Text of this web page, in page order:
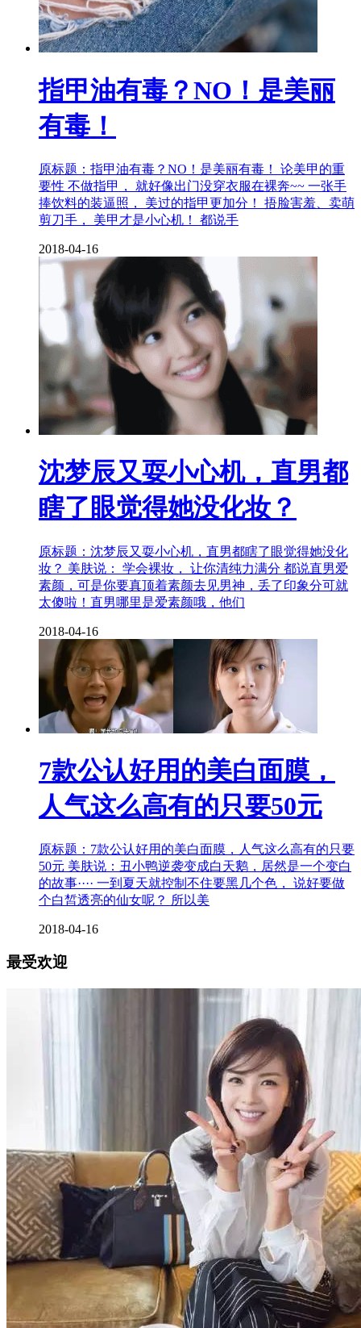
指甲油有毒？NO！是美丽
有毒！
原标题：指甲油有毒？NO！是美丽有毒！ 论美甲的重
要性 不做指甲， 就好像出门没穿衣服在裸奔~~ 一张手
捧饮料的装逼照， 美过的指甲更加分！ 捂脸害羞、卖萌
剪刀手， 美甲才是小心机！ 都说手
2018-04-16
沈梦辰又耍小心机，直男都
瞎了眼觉得她没化妆？
原标题：沈梦辰又耍小心机，直男都瞎了眼觉得她没化
妆？ 美肤说： 学会裸妆， 让你清纯力满分 都说直男爱
素颜，可是你要真顶着素颜去见男神，丢了印象分可就
太傻啦！直男哪里是爱素颜哦，他们
2018-04-16
7款公认好用的美白面膜，
人气这么高有的只要50元
原标题：7款公认好用的美白面膜，人气这么高有的只要
50元 美肤说：丑小鸭逆袭变成白天鹅，居然是一个变白
的故事···· 一到夏天就控制不住要黑几个色， 说好要做
个白皙透亮的仙女呢？ 所以美
2018-04-16
最受欢迎